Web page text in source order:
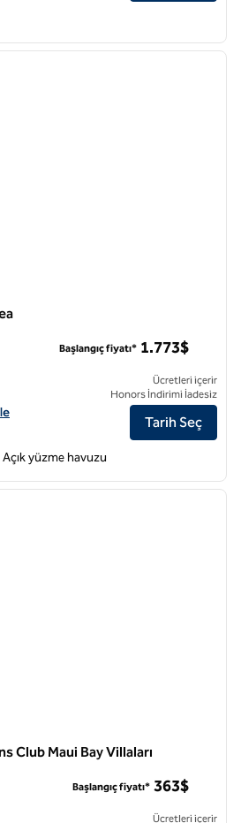
otel detaylarını görüntüleyin
Başlangıç fiyatı* 1.773$
Ücretleri içerir
Honors İndirimi İadesiz
Tarih Seç
Açık yüzme havuzu
Club Maui Bay Villaları
Başlangıç fiyatı* 363$
Ücretleri içerir